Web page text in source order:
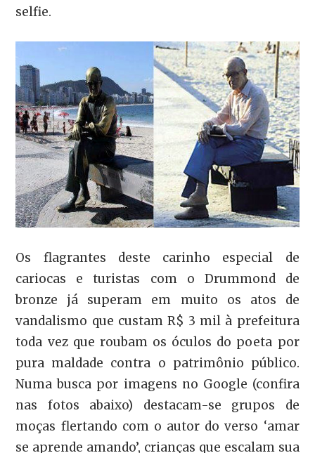
selfie.
Os flagrantes deste carinho especial de
cariocas e turistas com o Drummond de
bronze já superam em muito os atos de
vandalismo que custam R$ 3 mil à prefeitura
toda vez que roubam os óculos do poeta por
pura maldade contra o patrimônio público.
Numa busca por imagens no Google (confira
nas fotos abaixo) destacam-se grupos de
moças flertando com o autor do verso ‘amar
se aprende amando’, crianças que escalam sua